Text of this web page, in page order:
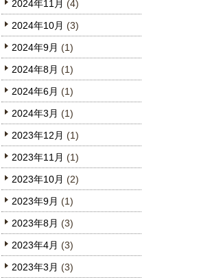
2024年11月 (4)
2024年10月 (3)
2024年9月 (1)
2024年8月 (1)
2024年6月 (1)
2024年3月 (1)
2023年12月 (1)
2023年11月 (1)
2023年10月 (2)
2023年9月 (1)
2023年8月 (3)
2023年4月 (3)
2023年3月 (3)